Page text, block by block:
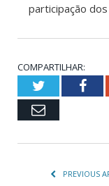
participação
COMPARTILHAR:
Twitter
Email
PREVIOUS